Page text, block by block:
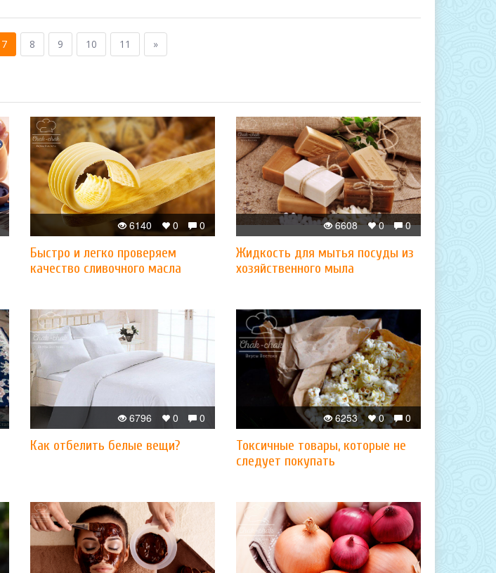
7 8 9 10 11 »
0
0
6140
Быстро и легко проверяем
качество сливочного масла
0
0
6608
Жидкость для мытья посуды из
хозяйственного мыла
0
0
6796
Как отбелить белые вещи?
0
0
6253
Токсичные товары, которые не
следует покупать